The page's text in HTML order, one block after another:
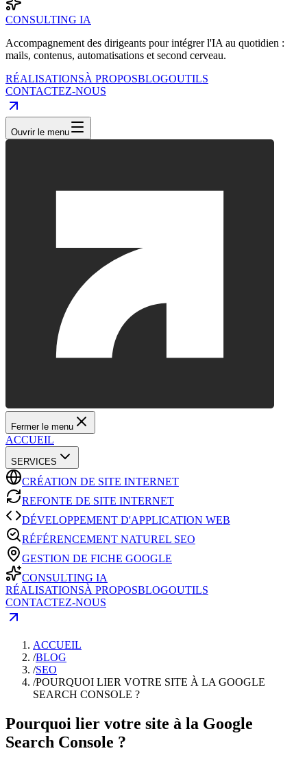
CONSULTING IA
Accompagnement des dirigeants pour intégrer l'IA au quotidien :
mails, contenus, automatisations et second cerveau.
RÉALISATIONSÀ PROPOSBLOGOUTILS
CONTACTEZ-NOUS
Ouvrir le menu
Fermer le menu
ACCUEIL
SERVICES
CRÉATION DE SITE INTERNET
REFONTE DE SITE INTERNET
DÉVELOPPEMENT D'APPLICATION WEB
RÉFÉRENCEMENT NATUREL SEO
GESTION DE FICHE GOOGLE
CONSULTING IA
RÉALISATIONSÀ PROPOSBLOGOUTILS
CONTACTEZ-NOUS
ACCUEIL
/BLOG
/SEO
/POURQUOI LIER VOTRE SITE À LA GOOGLE
SEARCH CONSOLE ?
Pourquoi lier votre site à la Google
Search Console ?